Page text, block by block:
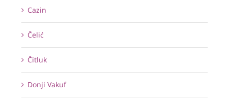
Cazin
Čelić
Čitluk
Donji Vakuf